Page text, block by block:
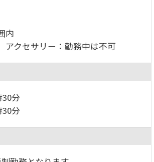
内
アクセサリー：勤務中は不可
30分
30分